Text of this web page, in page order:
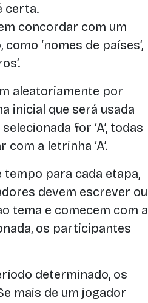
certa.
concordar com um
‘nomes de países’,
aleatoriamente por
inicial que será usada
for ‘A’, todas
a letrinha ‘A’.
tempo para cada etapa,
devem escrever ou
tema e comecem com a
os participantes
determinado, os
mais de um jogador